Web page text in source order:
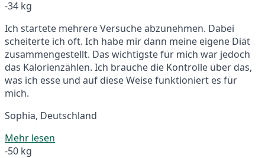
-34 kg
Ich startete mehrere Versuche abzunehmen. Dabei
scheiterte ich oft. Ich habe mir dann meine eigene Diät
zusammengestellt. Das wichtigste für mich war jedoch
das Kalorienzählen. Ich brauche die Kontrolle über das,
was ich esse und auf diese Weise funktioniert es für
mich.
Sophia, Deutschland
Mehr lesen
-50 kg